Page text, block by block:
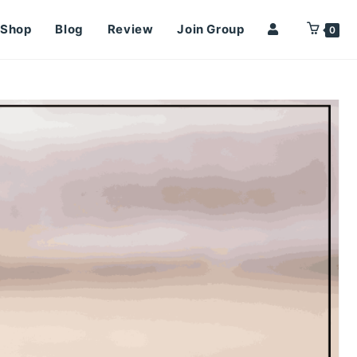
Shop Blog Review Join Group 0